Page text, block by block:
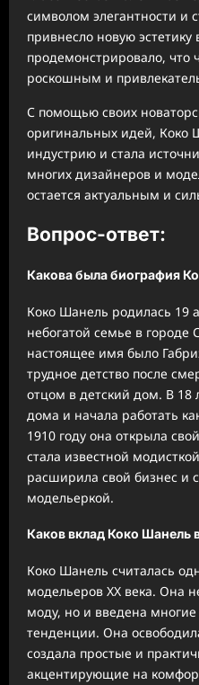
символом элегантности и
привнесло новую
продемонстрировало,
роскошным и
С помощью своих
оригинальных идей,
индустрию и стала
многих дизайнеров и
остается актуальным и
Вопрос-ответ:
Какова была биография
Коко Шанель родилась 19
небогатой семье в
настоящее имя было
трудное детство после
отцом в детский дом. В 18
дома и начала работать
1910 году она открыла
стала известной
расширила свой бизнес и
модельеркой.
Каков вклад Коко Шанель
Коко Шанель считалась
модельеров XX века. Она
моду, но и введена
тенденции. Она
создала простые и
акцентирующие на